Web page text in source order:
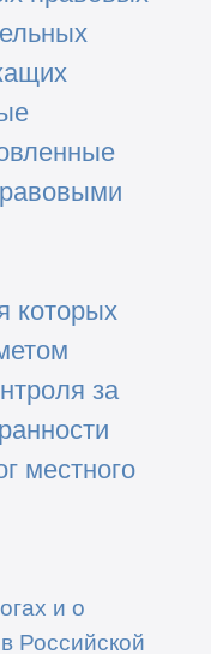
которых
за
местного
и о
Российской